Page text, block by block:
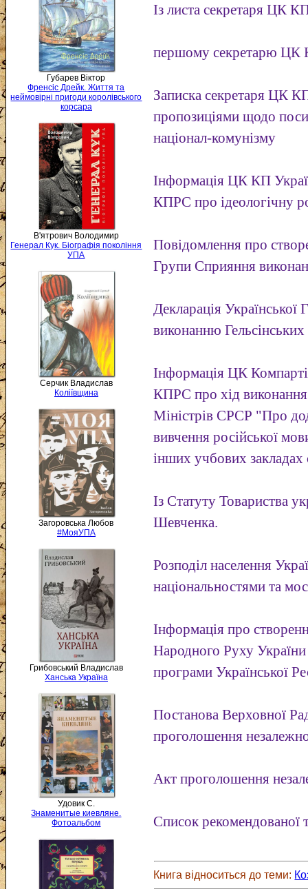
Губарев Віктор
Френсіс Дрейк. Життя та
неймовірні пригоди королівського
корсара
В'ятрович Володимир
Генерал Кук. Біографія покоління
УПА
Серчик Владислав
Коліївщина
Загоровська Любов
#МояУПА
Грибовський Владислав
Ханська Україна
Удовик С.
Знаменитые киевляне.
Фотоальбом
Із листа секретаря ЦК
першому секретарю
Записка секретаря ЦК
пропозиціями щодо
націонал-комунізму
Інформація ЦК КП
КПРС про ідеологічну
Повідомлення про
Групи Сприяння
Декларація
виконанню
Інформація ЦК
КПРС про хід
Міністрів СРСР "Про
вивчення російської
інших учбових
Із Статуту Товариства
Шевченка.
Розподіл населення
національностями та
Інформація про
Народного Руху
програми Української
Постанова Верховної
проголошення
Акт проголошення
Список рекомендованої
Книга відноситься до теми: